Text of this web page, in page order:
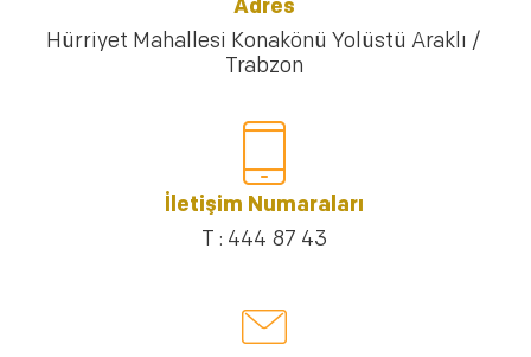
Adres
Hürriyet Mahallesi Konakönü Yolüstü Araklı /
Trabzon
İletişim Numaraları
T : 444 87 43